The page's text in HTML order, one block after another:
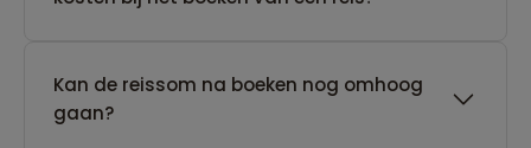
Kan de reissom na boeken nog omhoog
gaan?